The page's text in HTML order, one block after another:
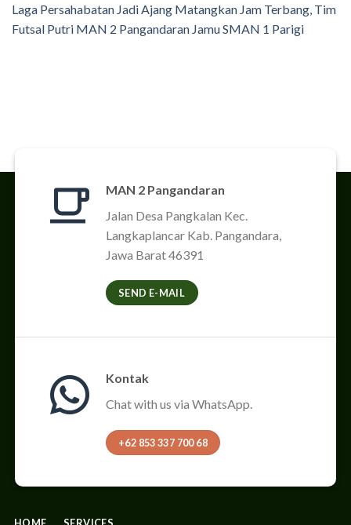
Laga Persahabatan Jadi Ajang Matangkan Jam Terbang, Tim
Futsal Putri MAN 2 Pangandaran Jamu SMAN 1 Parigi
MAN 2 Pangandaran
Jalan Desa Pangkalan Kec.
Langkaplancar Kab. Pangandara,
Jawa Barat 46391
SEND E-MAIL
Kontak
Chat with us via WhatsApp.
+62 853 337 700 68